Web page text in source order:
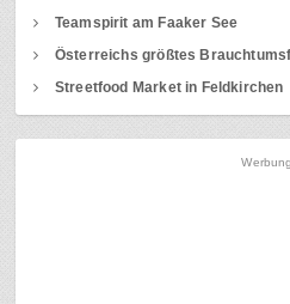
Teamspirit am Faaker See
Österreichs größtes
Streetfood Market in Feldkirchen
Werbung